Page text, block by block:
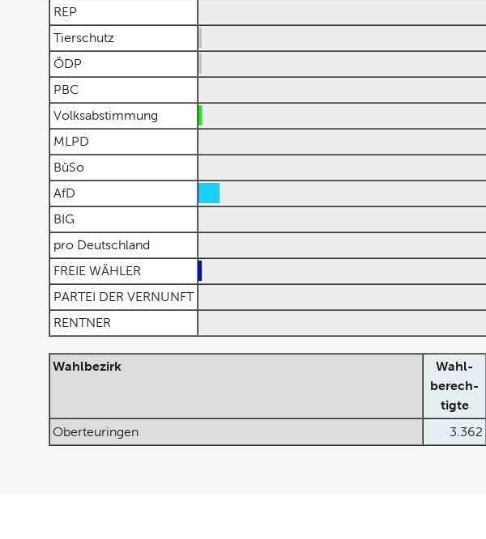
REP
Tierschutz
ÖDP
PBC
Volksabstimmung
MLPD
BüSo
AfD
BIG
pro Deutschland
FREIE WÄHLER
PARTEI DER VERNUNFT
RENTNER
Wahlbezirk
Wahl-
berech-
tigte
Oberteuringen 3.362